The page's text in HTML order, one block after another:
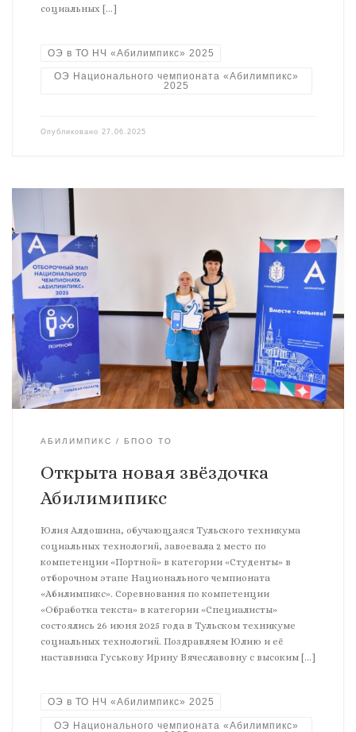
социальных […]
ОЭ в ТО НЧ «Абилимпикс» 2025
ОЭ Национального чемпионата «Абилимпикс»
2025
Опубликовано 27.06.2025
АБИЛИМПИКС БПОО ТО
Открыта новая звёздочка
Абилимипикс
Юлия Алдошина, обучающаяся Тульского техникума
социальных технологий, завоевала 2 место по
компетенции «Портной» в категории «Студенты» в
отборочном этапе Национального чемпионата
«Абилимпикс». Соревнования по компетенции
«Обработка текста» в категории «Специалисты»
состоялись 26 июня 2025 года в Тульском техникуме
социальных технологий. Поздравляем Юлию и её
наставника Гуськову Ирину Вячеславовну с высоким […]
ОЭ в ТО НЧ «Абилимпикс» 2025
ОЭ Национального чемпионата «Абилимпикс»